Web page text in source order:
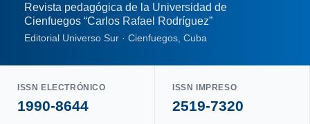
Revista pedagógica de la Universidad de
Cienfuegos “Carlos Rafael Rodríguez”
Editorial Universo Sur · Cienfuegos, Cuba
ISSN ELECTRÓNICO
1990-8644
ISSN IMPRESO
2519-7320